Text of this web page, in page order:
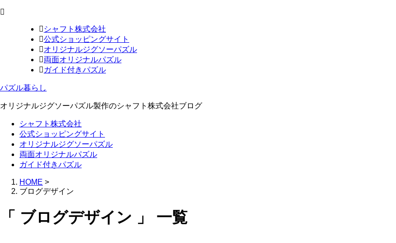
シャフト株式会社
公式ショッピングサイト
オリジナルジグソーパズル
両面オリジナルパズル
ガイド付きパズル
パズル暮らし
オリジナルジグソーパズル製作のシャフト株式会社ブログ
シャフト株式会社
公式ショッピングサイト
オリジナルジグソーパズル
両面オリジナルパズル
ガイド付きパズル
HOME >
ブログデザイン
「 ブログデザイン 」 一覧